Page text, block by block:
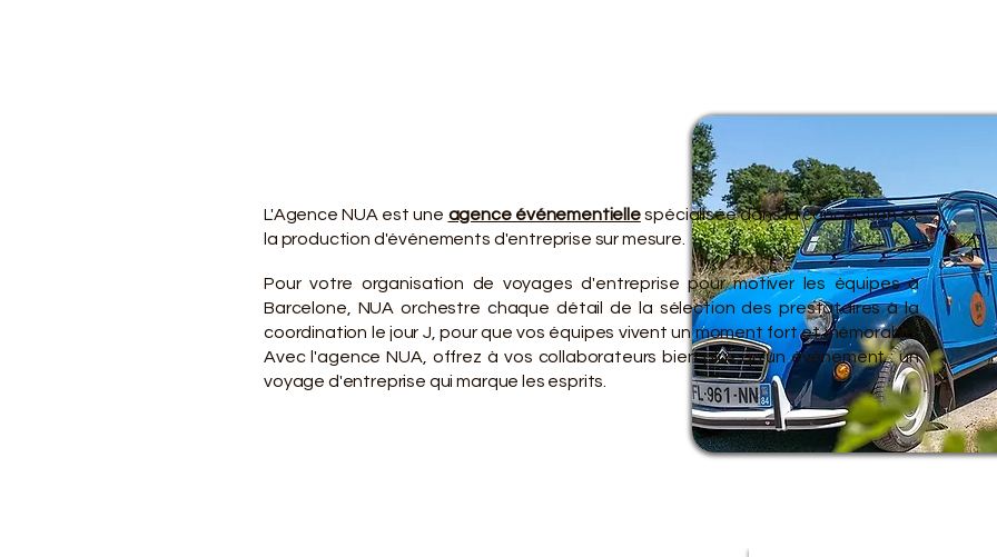
VOTRE
VOTRE
L'Agence NUA est une agence événementielle spécialisée dans la conception et
la production d'événements d'entreprise sur mesure.
Pour votre organisation de voyages d'entreprise pour motiver les équipes à
Barcelone, NUA orchestre chaque détail de la sélection des prestataires à la
coordination le jour J, pour que vos équipes vivent un moment fort et mémorable.
Avec l'agence NUA, offrez à vos collaborateurs bien plus qu'un événement : un
voyage d'entreprise qui marque les esprits.